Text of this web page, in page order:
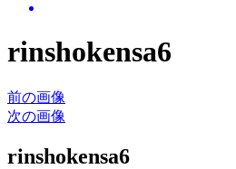
rinshokensa6
前の画像
次の画像
rinshokensa6